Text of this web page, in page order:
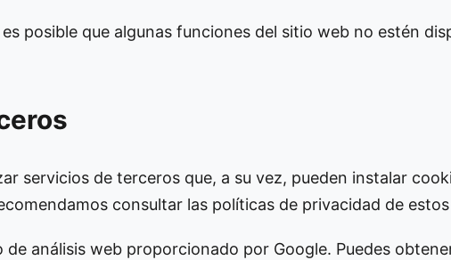
posible que algunas funciones del sitio web no estén
servicios de terceros que, a su vez, pueden instalar
consultar las políticas de privacidad de
de análisis web proporcionado por Google. Puedes